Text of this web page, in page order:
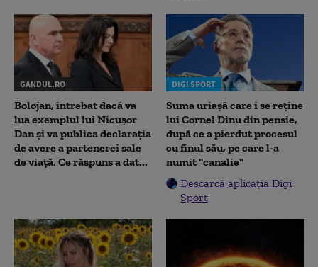
GANDUL.RO
Bolojan, întrebat dacă va
lua exemplul lui Nicușor
Dan și va publica declarația
de avere a partenerei sale
de viață. Ce răspuns a dat...
DIGI SPORT
Suma uriașă care i se reține
lui Cornel Dinu din pensie,
după ce a pierdut procesul
cu finul său, pe care l-a
numit "canalie"
Descarcă aplicația Digi
Sport